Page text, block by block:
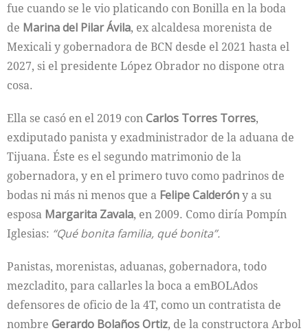
fue cuando se le vio platicando con Bonilla en la boda
de Marina del Pilar Ávila, ex alcaldesa morenista de
Mexicali y gobernadora de BCN desde el 2021 hasta el
2027, si el presidente López Obrador no dispone otra
cosa.
Ella se casó en el 2019 conCarlos Torres Torres,
exdiputado panista y exadministrador de la aduana de
Tijuana. Éste es el segundo matrimonio de la
gobernadora, y en el primero tuvo como padrinos de
bodas ni más ni menos que a Felipe Calderóny a su
esposa Margarita Zavala, en 2009. Como diría Pompín
Iglesias: “Qué bonita familia, qué bonita”.
Panistas, morenistas, aduanas, gobernadora, todo
mezcladito, para callarles la boca a emBOLAdos
defensores de oficio de la 4T, como un contratista de
nombre Gerardo Bolaños Ortiz, de la constructora Arbol